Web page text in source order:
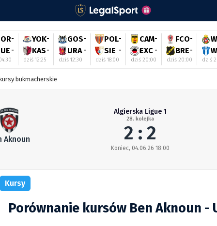
-
-
YOK-
KAS-
dziś 12:25
GOS-
URA -
dziś 12:30
POL-
SIE -
dziś 18:00
CAM-
EXC -
dziś 20:00
FCO-
BRE-
dziś 20:00 dziś
bukmacherskie
Aknoun
Algierska Ligue 1
28. kolejka
2 : 2
Koniec, 04.06.26 18:00
Kursy
Porównanie kursów Ben Aknoun -